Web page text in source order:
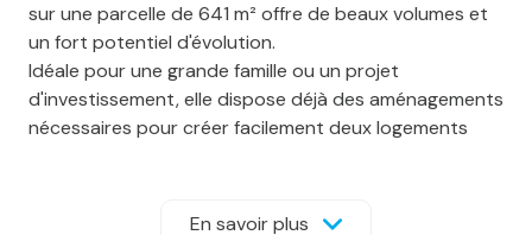
sur une parcelle de 641 m² offre de beaux volumes et
un fort potentiel d'évolution.
Idéale pour une grande famille ou un projet
d'investissement, elle dispose déjà des aménagements
nécessaires pour créer facilement deux logements
Composition du bien :En savoir plus